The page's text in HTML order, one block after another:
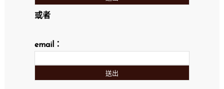
或者
email：